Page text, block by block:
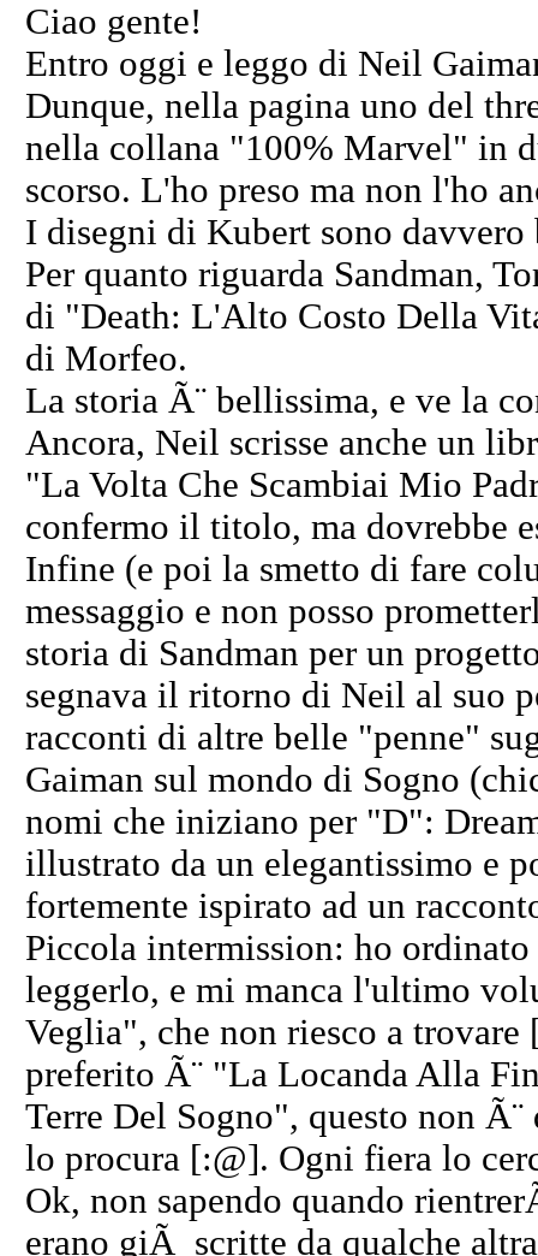
Ciao gente!
Entro oggi e leggo di Neil
Dunque, nella pagina uno del
nella collana "100% Marvel" in
scorso. L'ho preso ma non l'ho
I disegni di Kubert sono
Per quanto riguarda Sandman,
di "Death: L'Alto Costo Della
di Morfeo.
La storia Ã¨ bellissima, e ve la
Ancora, Neil scrisse anche un
"La Volta Che Scambiai Mio
confermo il titolo, ma dovrebbe
Infine (e poi la smetto di fare
messaggio e non posso
storia di Sandman per un
segnava il ritorno di Neil al suo
racconti di altre belle "penne"
Gaiman sul mondo di Sogno
nomi che iniziano per "D":
illustrato da un elegantissimo e
fortemente ispirato ad un
Piccola intermission: ho
leggerlo, e mi manca l'ultimo
Veglia", che non riesco a
preferito Ã¨ "La Locanda Alla
Terre Del Sogno", questo non
lo procura [:@]. Ogni fiera lo
Ok, non sapendo quando
erano giÃ scritte da qualche